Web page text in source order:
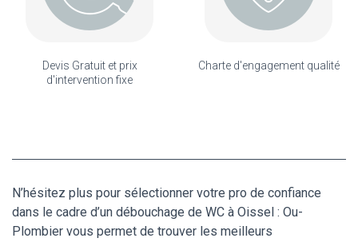
Devis Gratuit et prix
d'intervention fixe
Charte d'engagement qualité
N’hésitez plus pour sélectionner votre pro de confiance
dans le cadre d’un débouchage de WC à Oissel : Ou-
Plombier vous permet de trouver les meilleurs